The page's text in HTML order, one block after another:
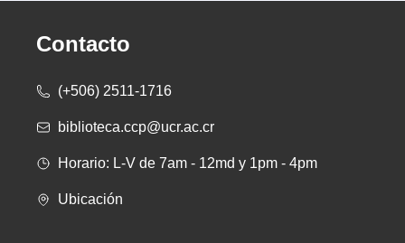
Contacto
(+506) 2511-1716
biblioteca.ccp@ucr.ac.cr
Horario: L-V de 7am - 12md y 1pm - 4pm
Ubicación